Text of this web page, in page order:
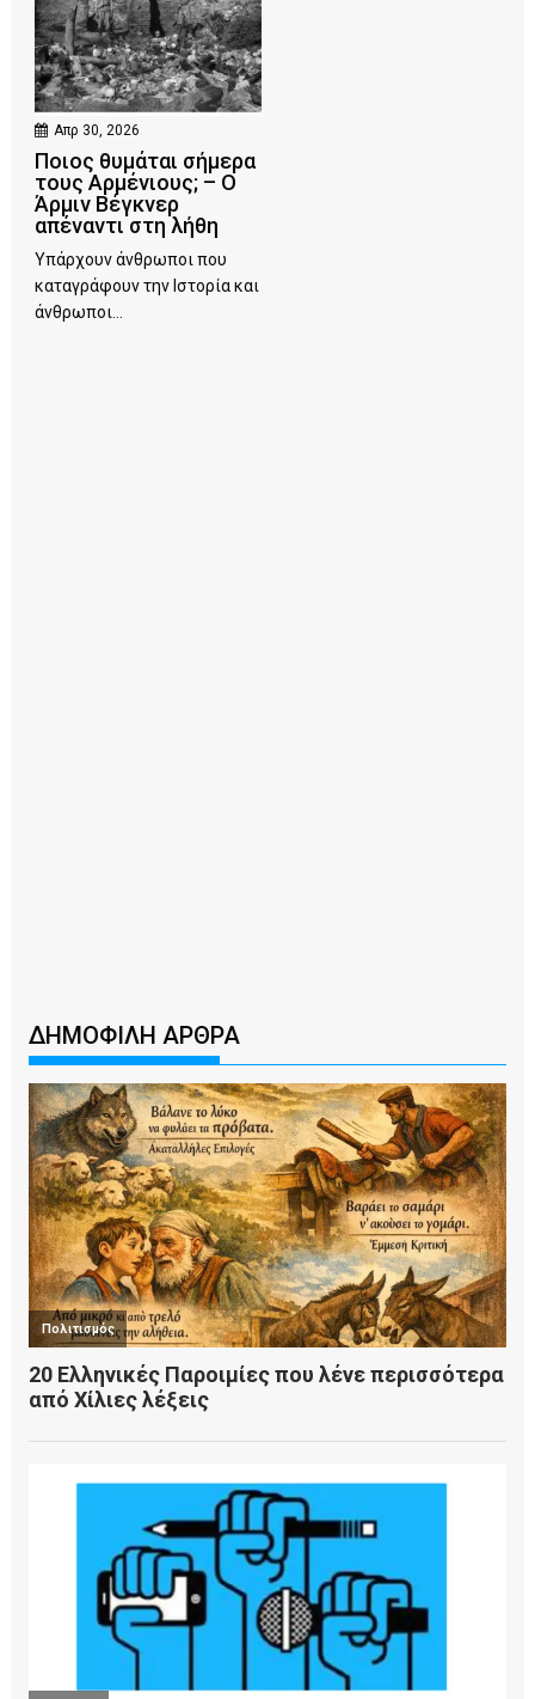
Απρ 30, 2026
Ποιος θυμάται σήμερα
τους Αρμένιους; – Ο
Άρμιν Βέγκνερ
απέναντι στη λήθη
Υπάρχουν άνθρωποι που
καταγράφουν την Ιστορία και
άνθρωποι...
ΔΗΜΟΦΙΛΗ ΑΡΘΡΑ